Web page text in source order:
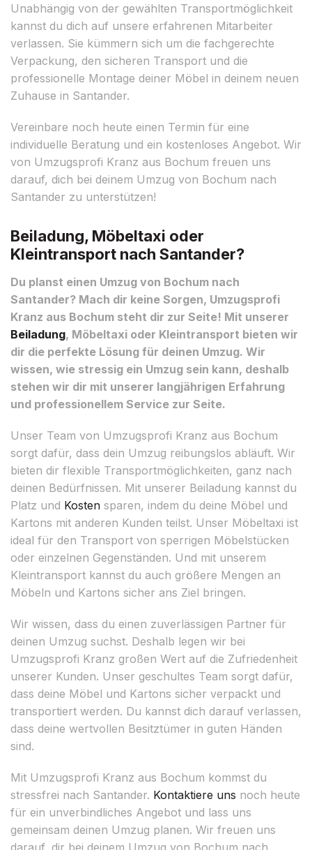
Unabhängig von der gewählten Transportmöglichkeit
kannst du dich auf unsere erfahrenen Mitarbeiter
verlassen. Sie kümmern sich um die fachgerechte
Verpackung, den sicheren Transport und die
professionelle Montage deiner Möbel in deinem neuen
Zuhause in Santander.
Vereinbare noch heute einen Termin für eine
individuelle Beratung und ein kostenloses Angebot. Wir
von Umzugsprofi Kranz aus Bochum freuen uns
darauf, dich bei deinem Umzug von Bochum nach
Santander zu unterstützen!
Beiladung, Möbeltaxi oder
Kleintransport nach Santander?
Du planst einen Umzug von Bochum nach
Santander? Mach dir keine Sorgen, Umzugsprofi
Kranz aus Bochum steht dir zur Seite! Mit unserer
Beiladung, Möbeltaxi oder Kleintransport bieten wir
dir die perfekte Lösung für deinen Umzug. Wir
wissen, wie stressig ein Umzug sein kann, deshalb
stehen wir dir mit unserer langjährigen Erfahrung
und professionellem Service zur Seite.
Unser Team von Umzugsprofi Kranz aus Bochum
sorgt dafür, dass dein Umzug reibungslos abläuft. Wir
bieten dir flexible Transportmöglichkeiten, ganz nach
deinen Bedürfnissen. Mit unserer Beiladung kannst du
Platz und Kosten sparen, indem du deine Möbel und
Kartons mit anderen Kunden teilst. Unser Möbeltaxi ist
ideal für den Transport von sperrigen Möbelstücken
oder einzelnen Gegenständen. Und mit unserem
Kleintransport kannst du auch größere Mengen an
Möbeln und Kartons sicher ans Ziel bringen.
Wir wissen, dass du einen zuverlässigen Partner für
deinen Umzug suchst. Deshalb legen wir bei
Umzugsprofi Kranz großen Wert auf die Zufriedenheit
unserer Kunden. Unser geschultes Team sorgt dafür,
dass deine Möbel und Kartons sicher verpackt und
transportiert werden. Du kannst dich darauf verlassen,
dass deine wertvollen Besitztümer in guten Händen
sind.
Mit Umzugsprofi Kranz aus Bochum kommst du
stressfrei nach Santander. Kontaktiere uns noch heute
für ein unverbindliches Angebot und lass uns
gemeinsam deinen Umzug planen. Wir freuen uns
darauf, dir bei deinem Umzug von Bochum nach